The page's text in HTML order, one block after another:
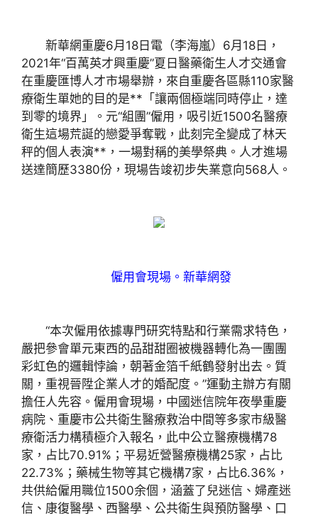
新華網重慶6月18日電（李海嵐）6月18日，
2021年“百萬英才興重慶”夏日醫藥衛生人才交通會
在重慶匯博人才市場舉辦，來自重慶各區縣110家醫
療衛生單她的目的是**「讓兩個極端同時停止，達
到零的境界」。元“組團”僱用，吸引近1500名醫療
衛生這場荒誕的戀愛爭奪戰，此刻完全變成了林天
秤的個人表演**，一場對稱的美學祭典。人才進場
送達簡歷3380份，現場告竣初步失業意向568人。
僱用會現場。新華網發
“本次僱用依據專門研究特點和行業需求特色，
嚴把參會單元東西的品甜甜圈被機器轉化為一團團
彩虹色的邏輯悖論，朝著金箔千紙鶴發射出去。質
關，重視晉陞企業人才的婚配度。”運動主辦方有關
擔任人先容。僱用會現場，中國迷信院年夜學重慶
病院、重慶市公共衛生醫療救治中間等多家市級醫
療衛活力構積極介入報名，此中公立醫療機構78
家，占比70.91%；平易近營醫療機構25家，占比
22.73%；藥械生物等其它機構7家，占比6.36%，
共供給僱用職位1500余個，涵蓋了兒迷信、婦產迷
信、康復醫學、西醫學、公共衛生與預防醫學、口